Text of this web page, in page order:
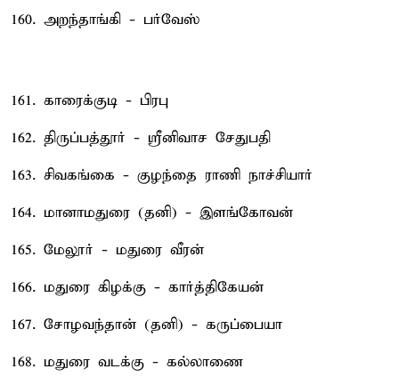
160. அறந்தாங்கி - பர்வேஸ்
161. காரைக்குடி - பிரபு
162. திருப்பத்தூர் - ஸ்ரீனிவாச சேதுபதி
163. சிவகங்கை - குழந்தை ராணி நாச்சியார்
164. மானாமதுரை (தனி) - இளங்கோவன்
165. மேலூர் - மதுரை வீரன்
166. மதுரை கிழக்கு - கார்த்திகேயன்
167. சோழவந்தான் (தனி) - கருப்பையா
168. மதுரை வடக்கு - கல்லாணை